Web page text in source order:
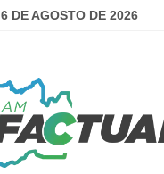
6 DE AGOSTO DE 2026